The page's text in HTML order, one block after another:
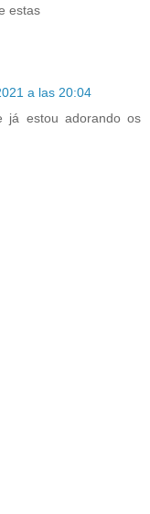
estas
a las 20:04
já estou adorando os